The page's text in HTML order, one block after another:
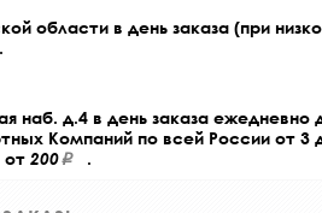
области в день заказа (при
.
наб. д.4 в день заказа ежедневно
Компаний по всей России от 3
от 200 .